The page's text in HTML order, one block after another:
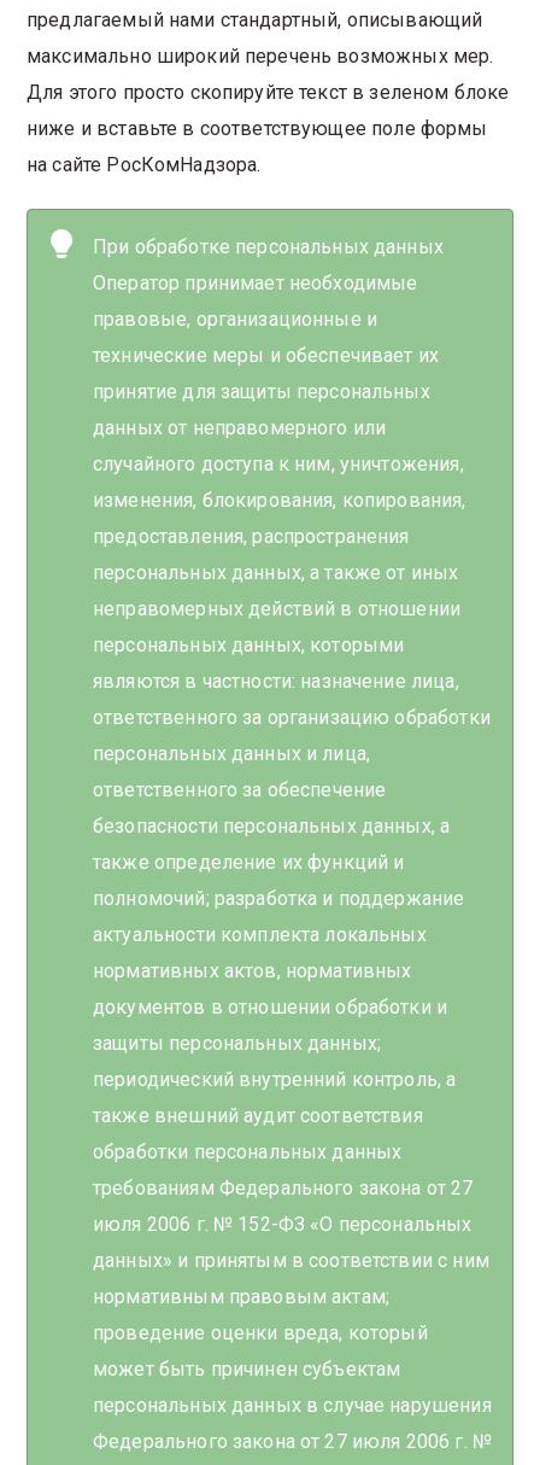
предлагаемый нами стандартный, описывающий
максимально широкий перечень возможных мер.
Для этого просто скопируйте текст в зеленом блоке
ниже и вставьте в соответствующее поле формы
на сайте РосКомНадзора.
При обработке персональных данных
Оператор принимает необходимые
правовые, организационные и
технические меры и обеспечивает их
принятие для защиты персональных
данных от неправомерного или
случайного доступа к ним, уничтожения,
изменения, блокирования, копирования,
предоставления, распространения
персональных данных, а также от иных
неправомерных действий в отношении
персональных данных, которыми
являются в частности: назначение лица,
ответственного за организацию обработки
персональных данных и лица,
ответственного за обеспечение
безопасности персональных данных, а
также определение их функций и
полномочий; разработка и поддержание
актуальности комплекта локальных
нормативных актов, нормативных
документов в отношении обработки и
защиты персональных данных;
периодический внутренний контроль, а
также внешний аудит соответствия
обработки персональных данных
требованиям Федерального закона от 27
июля 2006 г. № 152-ФЗ «О персональных
данных» и принятым в соответствии с ним
нормативным правовым актам;
проведение оценки вреда, который
может быть причинен субъектам
персональных данных в случае нарушения
Федерального закона от 27 июля 2006 г. №